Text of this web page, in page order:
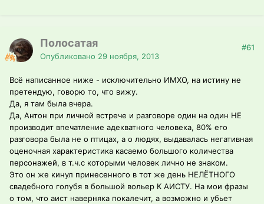
Полосатая
Опубликовано 29 ноября, 2013
#61
Всё написанное ниже - исключительно ИМХО, на истину не
претендую, говорю то, что вижу.
Да, я там была вчера.
Да, Антон при личной встрече и разговоре один на один НЕ
производит впечатление адекватного человека, 80% его
разговора была не о птицах, а о людях, выдавалась негативная
оценочная характеристика касаемо большого количества
персонажей, в т.ч.с которыми человек лично не знаком.
Это он же кинул принесенного в тот же день НЕЛЁТНОГО
свадебного голубя в большой вольер К АИСТУ. На мои фразы
о том, что аист наверняка покалечит, а возможно и убьет